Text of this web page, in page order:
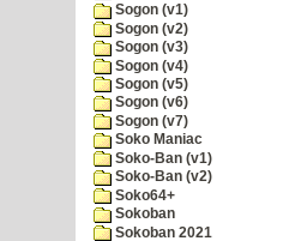
Sogon (v1)
Sogon (v2)
Sogon (v3)
Sogon (v4)
Sogon (v5)
Sogon (v6)
Sogon (v7)
Soko Maniac
Soko-Ban (v1)
Soko-Ban (v2)
Soko64+
Sokoban
Sokoban 2021